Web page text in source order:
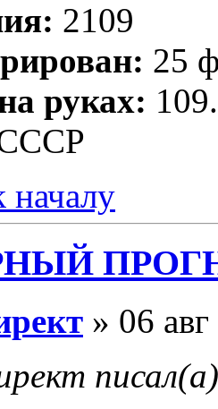
2109
25
руках:
началу
» 06